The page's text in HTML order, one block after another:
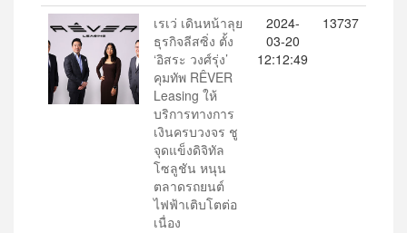
เรเว่ เดินหน้าลุย
ธุรกิจลีสซิ่ง ตั้ง
‘อิสระ วงศ์รุ่ง’
คุมทัพ RÊVER
Leasing ให้
บริการทางการ
เงินครบวงจร ชู
จุดแข็งดิจิทัล
โซลูชัน หนุน
ตลาดรถยนต์
ไฟฟ้าเติบโตต่อ
เนื่อง
2024-
03-20
12:12:49
13737